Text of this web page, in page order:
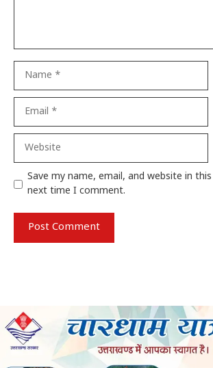
Website
Save my name, email, and website in
next time I comment.